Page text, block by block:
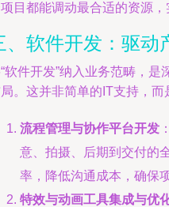
目都能调动最合适的资源，
、软件开发：驱动
软件开发”纳入业务范畴，
。这并非简单的IT支持，而
流程管理与协作平台开发
意、拍摄、后期到交付的
率，降低沟通成本，确保
特效与动画工具集成与优